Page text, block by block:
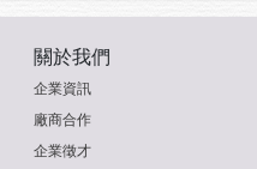
關於我們
企業資訊
廠商合作
企業徵才